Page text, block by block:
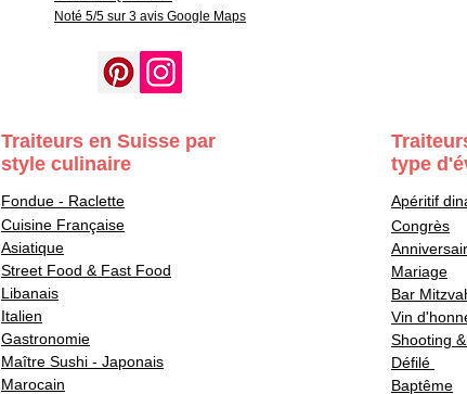
Noté 5/5 sur 3 avis Google Maps
Traiteurs en Suisse par
style culinaire
Fondue - Raclette
Cuisine Française
Asiatique
Street Food & Fast Food
Libanais
Italien
Gastronomie
Maître Sushi - Japonais
Marocain
type
Apéritif
Congrès
Mariage
Bar
Vin
Shooting
Défilé
Baptême